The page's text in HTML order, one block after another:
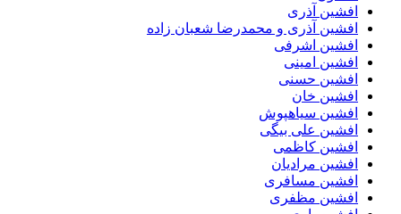
افشین آذری
افشین آذری و محمدرضا شعبان زاده
افشین اشرفی
افشین امینی
افشین حسنی
افشین خان
افشین سیاهپوش
افشین علی بیگی
افشین کاظمی
افشین مرادیان
افشین مسافری
افشین مظفری